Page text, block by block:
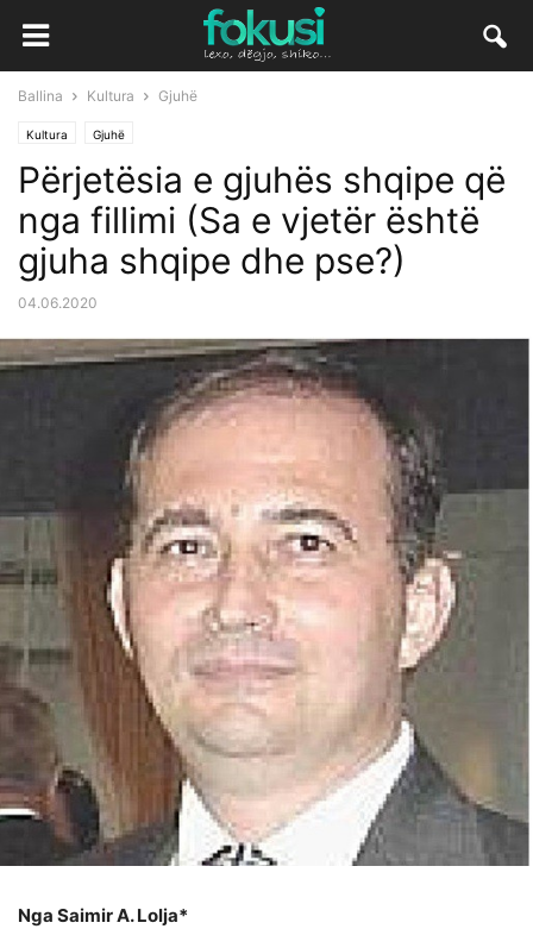
Ballina Kultura Gjuhë
Kultura Gjuhë
Përjetësia e gjuhës shqipe që
nga fillimi (Sa e vjetër është
gjuha shqipe dhe pse?)
04.06.2020
Nga Saimir A. Lolja*